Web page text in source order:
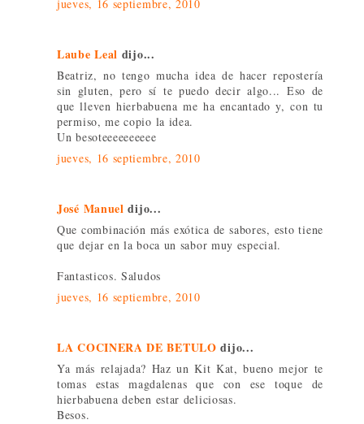
jueves, 16 septiembre, 2010
Laube Leal dijo...
Beatriz, no tengo mucha idea de hacer repostería
sin gluten, pero sí te puedo decir algo... Eso de
que lleven hierbabuena me ha encantado y, con tu
permiso, me copio la idea.
Un besoteeeeeeeeee
jueves, 16 septiembre, 2010
José Manuel dijo...
Que combinación más exótica de sabores, esto tiene
que dejar en la boca un sabor muy especial.
Fantasticos. Saludos
jueves, 16 septiembre, 2010
LA COCINERA DE BETULO dijo...
Ya más relajada? Haz un Kit Kat, bueno mejor te
tomas estas magdalenas que con ese toque de
hierbabuena deben estar deliciosas.
Besos.